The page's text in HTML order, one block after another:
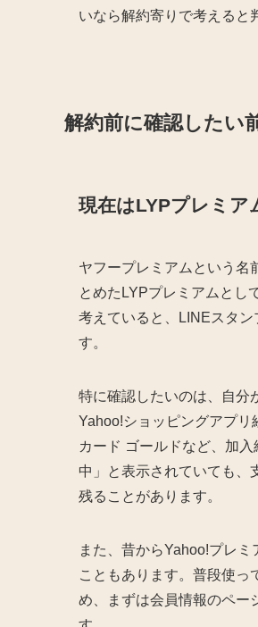
いなら解約寄りで考えると
解約前に確認したい
現在はLYPプレミア
ヤフープレミアムという名
とめたLYPプレミアムとし
考えていると、LINEスタ
す。
特に確認したいのは、自分
Yahoo!ショッピングアプ
カード ゴールドなど、加
中」と表示されていても、
残ることがあります。
また、昔からYahoo!プレ
こともあります。普段使っ
め、まずは会員情報のペー